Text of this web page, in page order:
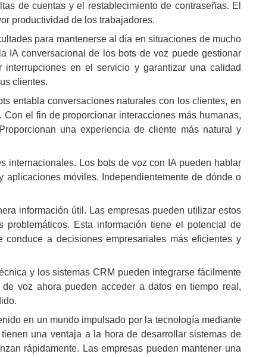
de cuentas y el restablecimiento de contraseñas. El
productividad de los trabajadores.
para mantenerse al día en situaciones de mucho
IA conversacional de los bots de voz puede gestionar
en el servicio y garantizar una calidad
clientes.
entabla conversaciones naturales con los clientes, en
el fin de proporcionar interacciones más humanas,
una experiencia de cliente más natural y
internacionales. Los bots de voz con IA pueden hablar
móviles. Independientemente de dónde o
información útil. Las empresas pueden utilizar estos
Esta información tiene el potencial de
a decisiones empresariales más eficientes y
y los sistemas CRM pueden integrarse fácilmente
voz ahora pueden acceder a datos en tiempo real,
en un mundo impulsado por la tecnología mediante
una ventaja a la hora de desarrollar sistemas de
rápidamente. Las empresas pueden mantener una